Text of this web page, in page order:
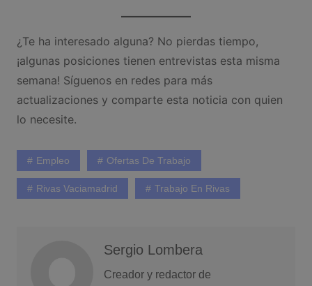
¿Te ha interesado alguna? No pierdas tiempo,
¡algunas posiciones tienen entrevistas esta misma
semana! Síguenos en redes para más
actualizaciones y comparte esta noticia con quien
lo necesite.
Empleo Ofertas De Trabajo
Rivas Vaciamadrid Trabajo En Rivas
Sergio Lombera
Creador y redactor de